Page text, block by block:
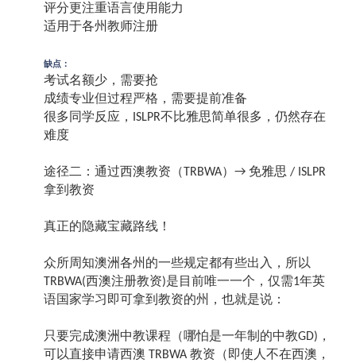
评分更注重语言使用能力
适用于各州教师注册
缺点：
考试名额少，需要抢
成绩专业但过程严格，需要提前准备
很多同学反应，
ISLPR不比雅思简单很多，仍然存在
难度
途径二：通过西澳教资（ TRBWA） → 免雅思 / ISLPR
拿到教资
真正的隐藏宝藏路线！
众所周知澳洲各州的一些规定都有些出入，所以
TRBWA(西澳注册教资)是目前唯一一个，仅需1年英
语国家学习即可拿到教资的州，也就是说：
只要完成澳洲中教课程（哪怕是一年制的中教GD) ，
可以直接申请西澳
TRBWA 教资（即使人不在西澳，